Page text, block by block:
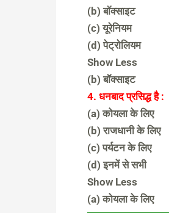
(b) बॉक्साइट
(c) यूरेनियम
(d) पेट्रोलियम
Show Less
(b) बॉक्साइट
4. धनबाद प्रसिद्ध है :
(a) कोयला के लिए
(b) राजधानी के लिए
(c) पर्यटन के लिए
(d) इनमें से सभी
Show Less
(a) कोयला के लिए